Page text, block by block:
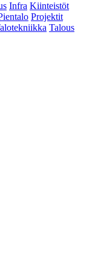
Infra Kiinteistöt
Projektit
Talous